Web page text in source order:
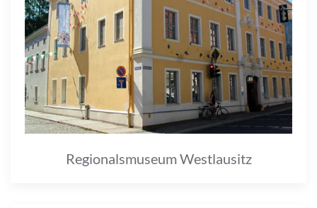
Regionalsmuseum Westlausitz